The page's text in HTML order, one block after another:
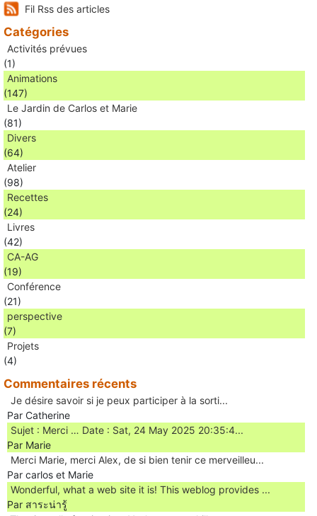
Fil Rss des articles
Catégories
Activités prévues
(1)
Animations
(147)
Le Jardin de Carlos et Marie
(81)
Divers
(64)
Atelier
(98)
Recettes
(24)
Livres
(42)
CA-AG
(19)
Conférence
(21)
perspective
(7)
Projets
(4)
Commentaires récents
Je désire savoir si je peux participer à la sorti...
Par Catherine
Sujet : Merci … Date : Sat, 24 May 2025 20:35:4...
Par Marie
Merci Marie, merci Alex, de si bien tenir ce merveilleu...
Par carlos et Marie
Wonderful, what a web site it is! This weblog provides ...
Par สาระน่ารู้